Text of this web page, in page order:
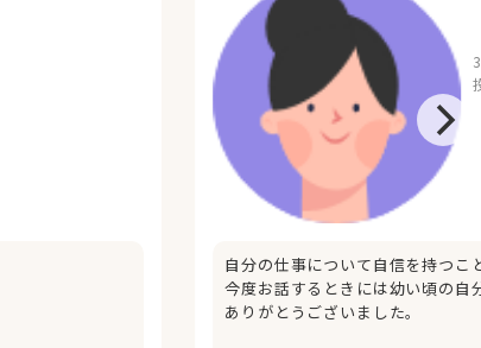
自分の仕事について自信を持つこ
今度お話するときには幼い頃の自
ありがとうございました。